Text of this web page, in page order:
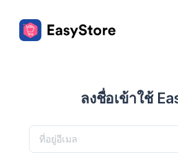
ลงชื่อเข้าใช้